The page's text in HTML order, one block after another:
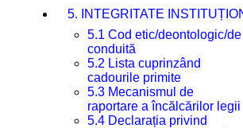
5. INTEGRITATE
5.1 Cod etic/deontologic/de
conduită
5.2 Lista cuprinzând
cadourile primite
5.3 Mecanismul de
raportare a încălcărilor legii
5.4 Declarația privind